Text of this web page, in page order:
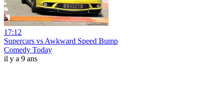
17:12
Supercars vs Awkward Speed Bump
Comedy Today
il y a 9 ans